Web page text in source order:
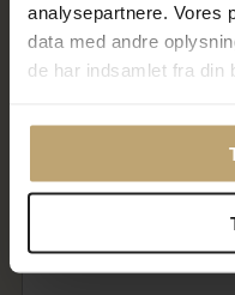
analysepartnere. Vores
data med andre
de har indsamlet fra din
SALE
armbånd sølv (15-23 cm)